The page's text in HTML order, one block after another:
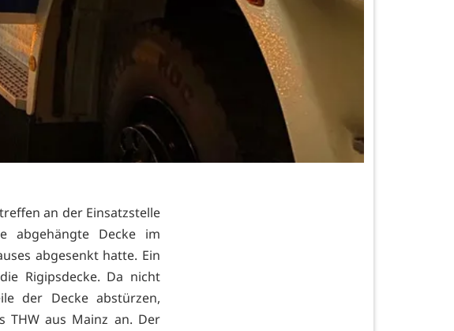
an der Einsatzstelle
abgehängte Decke im
abgesenkt hatte. Ein
Rigipsdecke. Da nicht
der Decke abstürzen,
THW aus Mainz an. Der